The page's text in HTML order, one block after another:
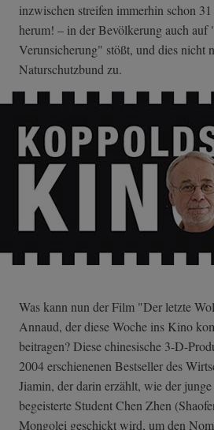
inzwischen streifen immerhin schon
herum! – in der Bevölkerung auch auf
Verunsicherung" stößt, und dies nicht
Naturschutzbund zu.
Was kann nun der Film "Der letzte
Annaud, der diese Woche ins Kino
beitragen? Diese chinesische 3-D-
2004 erschienenen Bestseller des
Jiamin, der darin erzählt, wie der
begeisterte Student Chen Zhen
Mongolei geschickt wird, um den